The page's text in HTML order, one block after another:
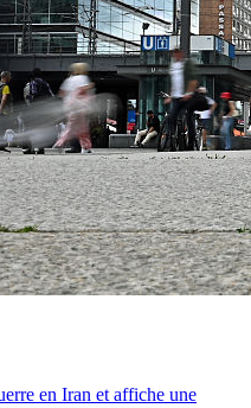
en Iran et affiche une